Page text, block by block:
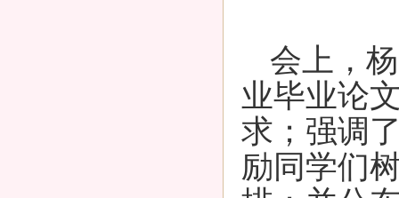
会上，
业毕业论
求；强调
励同学们